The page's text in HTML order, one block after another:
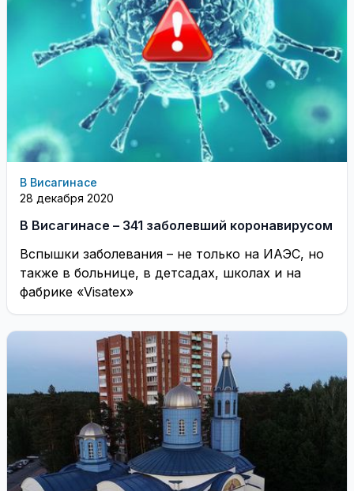
В Висагинасе
28 декабря 2020
В Висагинасе – 341 заболевший коронавирусом
Вспышки заболевания – не только на ИАЭС, но
также в больнице, в детсадах, школах и на
фабрике «Visateх»